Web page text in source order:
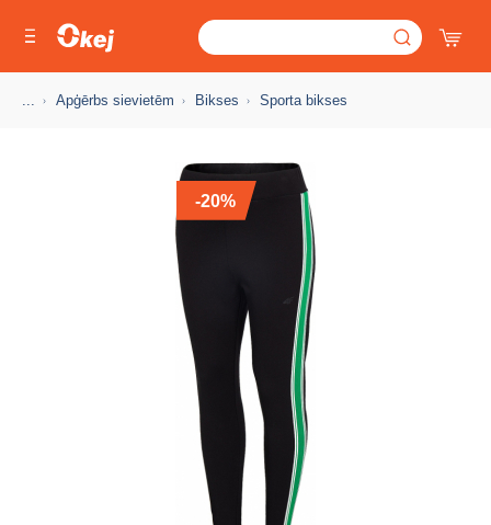
... Apģērbs sievietēm Bikses Sporta bikses
-20%